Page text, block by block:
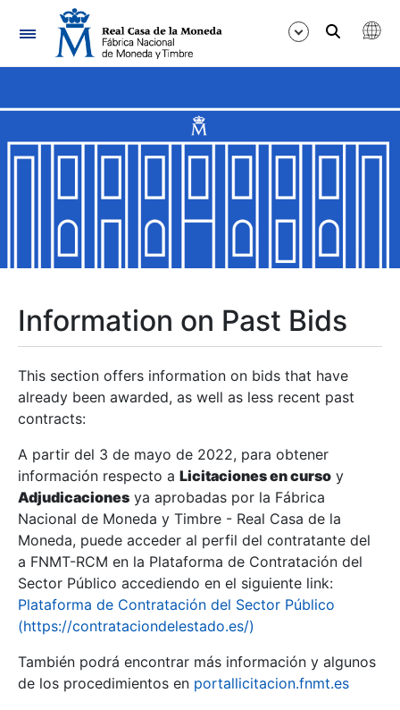
Navigation
Show/Hide
Show/Hide
Show/Hide
Show/Hide
Show/Hide
Information on Past Bids
This section offers information on bids that have
already been awarded, as well as less recent past
contracts:
A partir del 3 de mayo de 2022, para obtener
información respecto a Licitaciones en curso y
Adjudicaciones ya aprobadas por la Fábrica
Nacional de Moneda y Timbre - Real Casa de la
Moneda, puede acceder al perfil del contratante del
a FNMT-RCM en la Plataforma de Contratación del
Sector Público accediendo en el siguiente link:
Plataforma de Contratación del Sector Público
(https://contrataciondelestado.es/)
También podrá encontrar más información y algunos
de los procedimientos en portallicitacion.fnmt.es